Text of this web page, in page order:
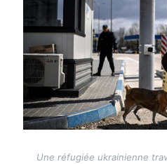
Une réfugiée ukrainienne